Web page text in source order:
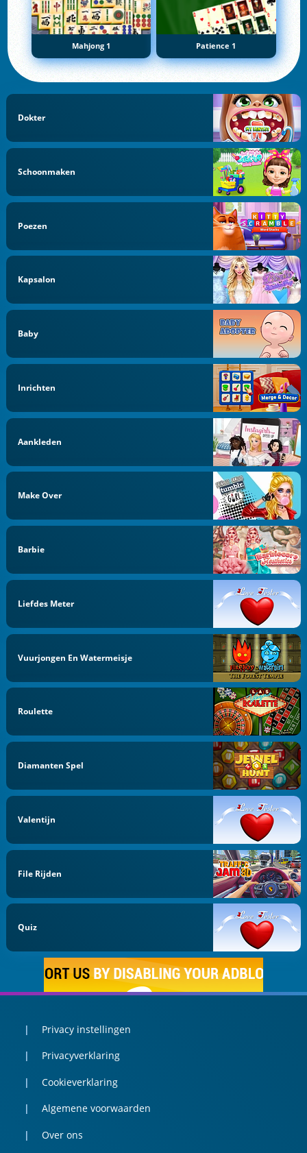
Mahjong 1 Patience 1
Dokter
Schoonmaken
Poezen
Kapsalon
Baby
Inrichten
Aankleden
Make Over
Barbie
Liefdes Meter
Vuurjongen En Watermeisje
Roulette
Diamanten Spel
Valentijn
File Rijden
Quiz
Privacy instellingen
Privacyverklaring
Cookieverklaring
Algemene voorwaarden
Over ons